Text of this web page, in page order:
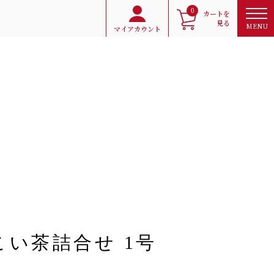
マイアカウント
0
カートを
見る
MENU
い茶詰合せ 1号